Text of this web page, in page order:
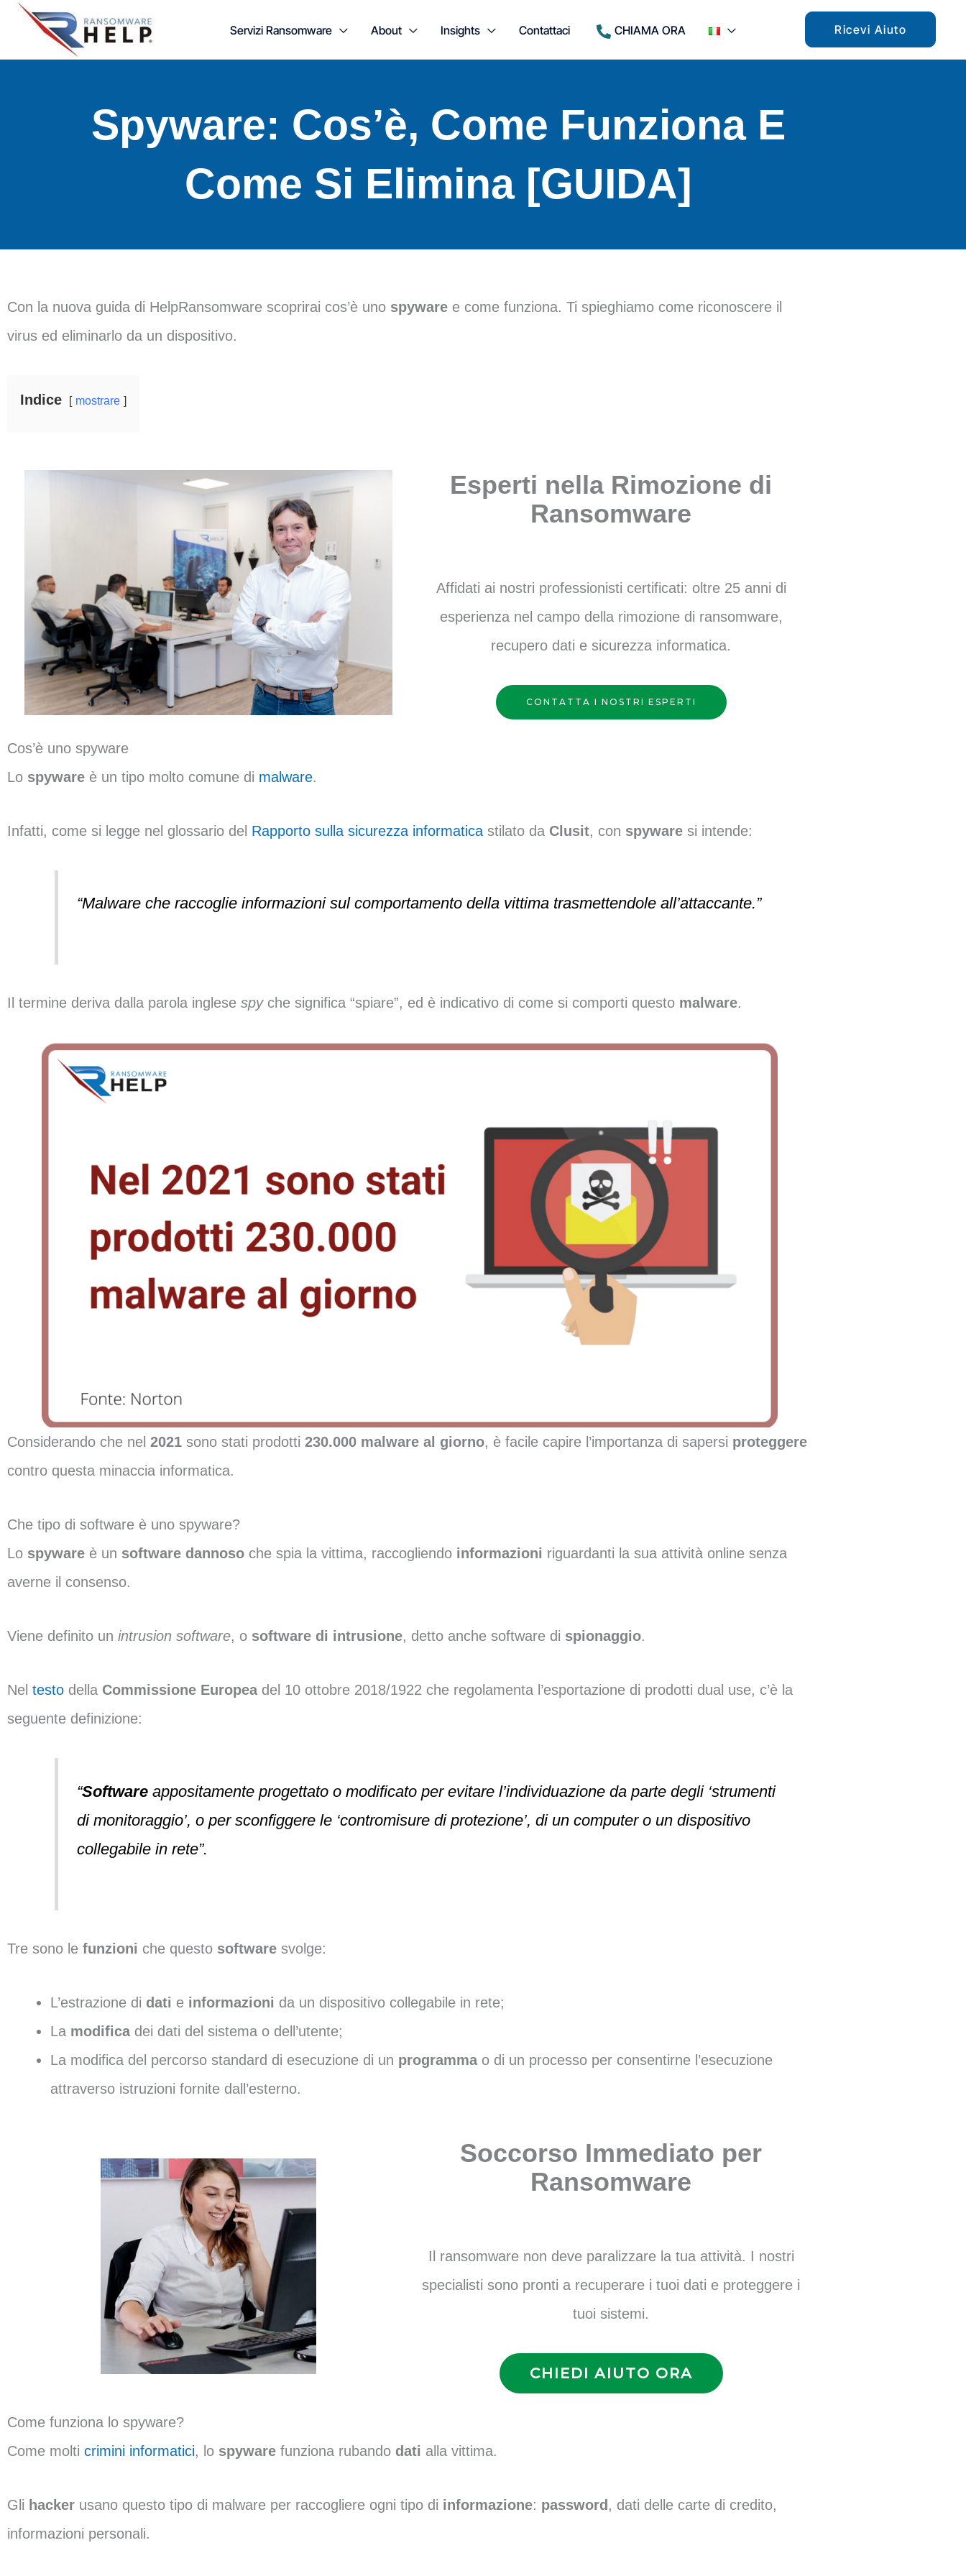
Servizi Ransomware About Insights Contattaci CHIAMA ORA Ricevi Aiuto
Spyware: Cos’è, Come Funziona E
Come Si Elimina [GUIDA]
Con la nuova guida di HelpRansomware scoprirai cos’è uno spyware e come funziona. Ti spieghiamo come riconoscere il
virus ed eliminarlo da un dispositivo.
Indice mostrare
Esperti nella Rimozione di
Ransomware
Affidati ai nostri professionisti certificati: oltre 25 anni di
esperienza nel campo della rimozione di ransomware,
recupero dati e sicurezza informatica.
CONTATTA I NOSTRI ESPERTI
Cos’è uno spyware
Lo spyware è un tipo molto comune di malware.
Infatti, come si legge nel glossario del Rapporto sulla sicurezza informatica stilato da Clusit, con spyware si intende:
“Malware che raccoglie informazioni sul comportamento della vittima trasmettendole all’attaccante.”
Il termine deriva dalla parola inglese spyche significa “spiare”, ed è indicativo di come si comporti questo malware.
Considerando che nel 2021 sono stati prodotti 230.000 malware al giorno, è facile capire l’importanza di sapersi proteggere
contro questa minaccia informatica.
Che tipo di software è uno spyware?
Lo spyware è un software dannoso che spia la vittima, raccogliendo informazioni riguardanti la sua attività online senza
averne il consenso.
Viene definito un intrusion software, o software di intrusione, detto anche software di spionaggio.
Nel testo della Commissione Europeadel 10 ottobre 2018/1922 che regolamenta l’esportazione di prodotti dual use, c’è la
seguente definizione:
“Software appositamente progettato o modificato per evitare l’individuazione da parte degli ‘strumenti
di monitoraggio’, o per sconfiggere le ‘contromisure di protezione’, di un computer o un dispositivo
collegabile in rete”.
Tre sono le funzioni che questo software svolge:
L’estrazione di dati e informazioni da un dispositivo collegabile in rete;
La modifica dei dati del sistema o dell’utente;
La modifica del percorso standard di esecuzione di un programma o di un processo per consentirne l’esecuzione
attraverso istruzioni fornite dall’esterno.
Soccorso Immediato per
Ransomware
Il ransomware non deve paralizzare la tua attività. I nostri
specialisti sono pronti a recuperare i tuoi dati e proteggere i
tuoi sistemi.
CHIEDI AIUTO ORA
Come funziona lo spyware?
Come molti crimini informatici, lo spyware funziona rubando dati alla vittima.
Gli hacker usano questo tipo di malware per raccogliere ogni tipo di informazione: password, dati delle carte di credito,
informazioni personali.